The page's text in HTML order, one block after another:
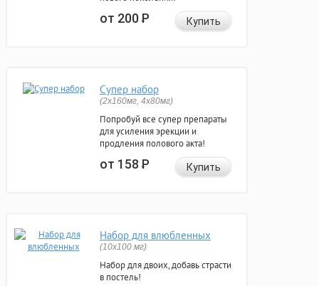
от 200Р Купить
Супер набор
(2х160мг, 4х80мг)
Попробуй все супер препараты
для усиления эрекции и
продления полового акта!
от 158Р Купить
Набор для влюбленных
(10х100 мг)
Набор для двоих, добавь страсти
в постель!